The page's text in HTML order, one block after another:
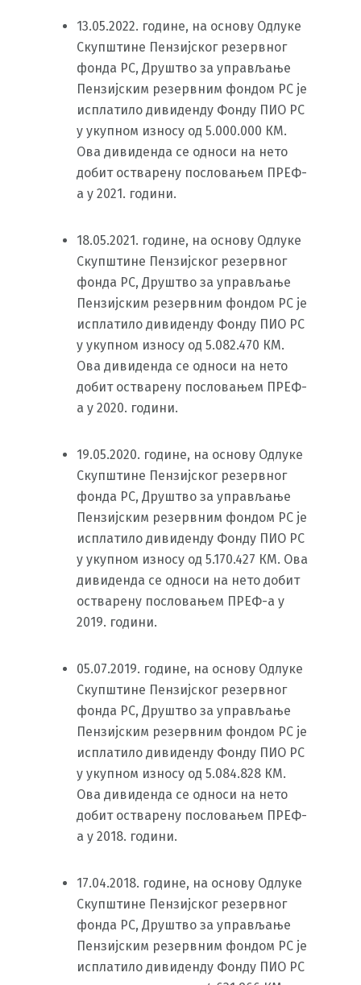
13.05.2022. године, на основу Одлуке
Скупштине Пензијског резервног
фонда РС, Друштво за управљање
Пензијским резервним фондом РС је
исплатило дивиденду Фонду ПИО РС
у укупном износу од 5.000.000 КМ.
Ова дивиденда се односи на нето
добит остварену пословањем ПРЕФ-
а у 2021. години.
18.05.2021. године, на основу Одлуке
Скупштине Пензијског резервног
фонда РС, Друштво за управљање
Пензијским резервним фондом РС је
исплатило дивиденду Фонду ПИО РС
у укупном износу од 5.082.470 КМ.
Ова дивиденда се односи на нето
добит остварену пословањем ПРЕФ-
а у 2020. години.
19.05.2020. године, на основу Одлуке
Скупштине Пензијског резервног
фонда РС, Друштво за управљање
Пензијским резервним фондом РС је
исплатило дивиденду Фонду ПИО РС
у укупном износу од 5.170.427 КМ. Ова
дивиденда се односи на нето добит
остварену пословањем ПРЕФ-а у
2019. години.
05.07.2019. године, на основу Одлуке
Скупштине Пензијског резервног
фонда РС, Друштво за управљање
Пензијским резервним фондом РС је
исплатило дивиденду Фонду ПИО РС
у укупном износу од 5.084.828 КМ.
Ова дивиденда се односи на нето
добит остварену пословањем ПРЕФ-
а у 2018. години.
17.04.2018. године, на основу Одлуке
Скупштине Пензијског резервног
фонда РС, Друштво за управљање
Пензијским резервним фондом РС је
исплатило дивиденду Фонду ПИО РС